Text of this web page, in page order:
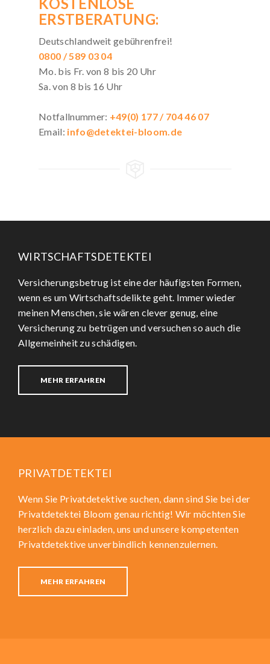
ERSTBERATUNG:
Deutschlandweit gebührenfrei!
0800 / 589 03 04
Mo. bis Fr. von 8 bis 20 Uhr
Sa. von 8 bis 16 Uhr
Notfallnummer: +49(0) 177 / 704 46 07
Email: info@detektei-bloom.de
WIRTSCHAFTSDETEKTEI
Versicherungsbetrug ist eine der häufigsten Formen,
wenn es um Wirtschaftsdelikte geht. Immer wieder
meinen Menschen, sie wären clever genug, eine
Versicherung zu betrügen und versuchen so auch die
Allgemeinheit zu schädigen.
MEHR ERFAHREN
PRIVATDETEKTEI
Wenn Sie Privatdetektive suchen, dann sind Sie bei der
Privatdetektei Bloom genau richtig! Wir möchten Sie
herzlich dazu einladen, uns und unsere kompetenten
Privatdetektive unverbindlich kennenzulernen.
MEHR ERFAHREN